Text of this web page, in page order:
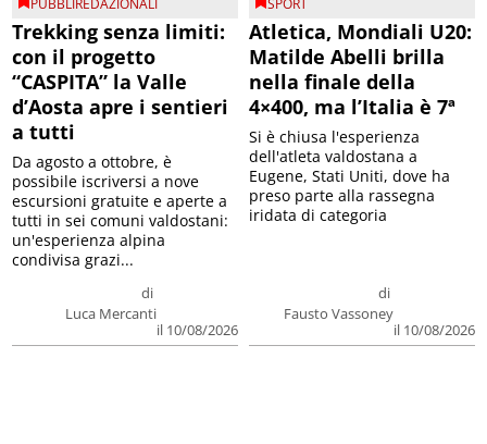
Trekking senza limiti:
con il progetto
“CASPITA” la Valle
d’Aosta apre i sentieri
a tutti
di
Luca Mercanti
il 10/08/2026
Da agosto a ottobre, è
possibile iscriversi a nove
escursioni gratuite e aperte a
tutti in sei comuni valdostani:
un'esperienza alpina
condivisa grazi...
Atletica, Mondiali U20:
Matilde Abelli brilla
nella finale della
4×400, ma l’Italia è 7ª
di
Fausto Vassoney
il 10/08/2026
Si è chiusa l'esperienza
dell'atleta valdostana a
Eugene, Stati Uniti, dove ha
preso parte alla rassegna
iridata di categoria